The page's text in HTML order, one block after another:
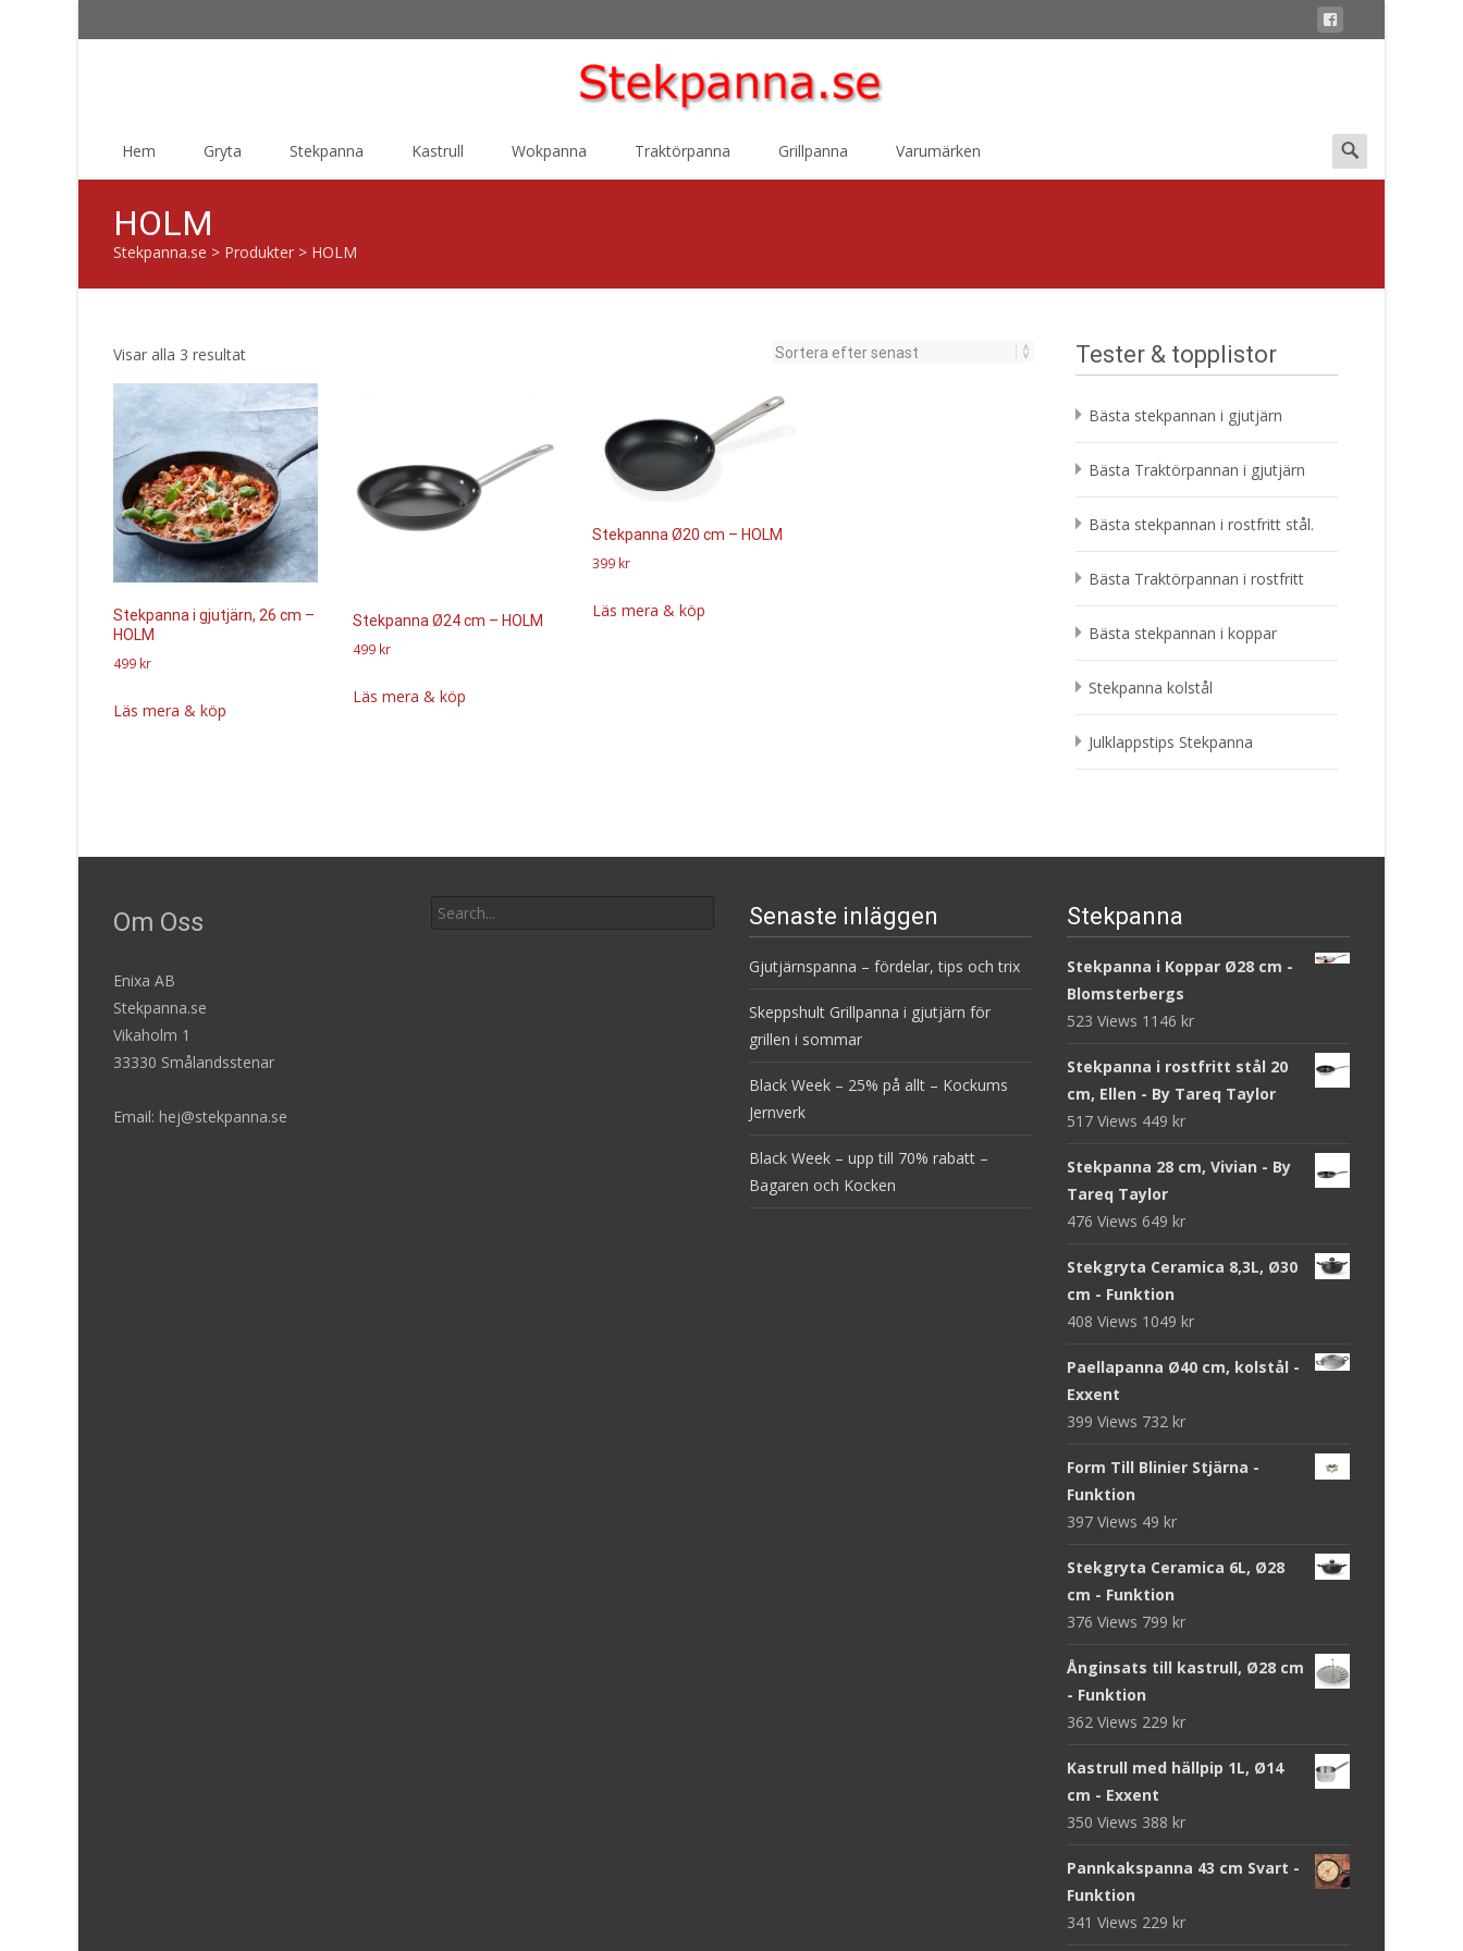
Hem Gryta Stekpanna Kastrull Wokpanna Traktörpanna Grillpanna Varumärken
Search
for:
HOLM
Stekpanna.se > Produkter > HOLM
Visar alla 3 resultatSortera
efter
senaste
Stekpanna i gjutjärn, 26 cm –
HOLM
499 kr
Läs mera & köp
Stekpanna Ø24 cm – HOLM
499 kr
Läs mera & köp
Stekpanna Ø20 cm – HOLM
399 kr
Läs mera & köp
Tester & topplistor
Bästa stekpannan i gjutjärn
Bästa Traktörpannan i gjutjärn
Bästa stekpannan i rostfritt stål.
Bästa Traktörpannan i rostfritt
Bästa stekpannan i koppar
Stekpanna kolstål
Julklappstips Stekpanna
Om Oss
Enixa AB
Stekpanna.se
Vikaholm 1
33330 Smålandsstenar
Email: hej@stekpanna.se
for:
Senaste inläggen
Gjutjärnspanna – fördelar, tips och trix
Skeppshult Grillpanna i gjutjärn för
grillen i sommar
Black Week – 25% på allt – Kockums
Jernverk
Black Week – upp till 70% rabatt –
Bagaren och Kocken
Stekpanna
Stekpanna i Koppar Ø28 cm -
Blomsterbergs
523 Views 1146 kr
Stekpanna i rostfritt stål 20
cm, Ellen - By Tareq Taylor
517 Views 449 kr
Stekpanna 28 cm, Vivian - By
Tareq Taylor
476 Views 649 kr
Stekgryta Ceramica 8,3L, Ø30
cm - Funktion
408 Views 1049 kr
Paellapanna Ø40 cm, kolstål -
Exxent
399 Views 732 kr
Form Till Blinier Stjärna -
Funktion
397 Views 49 kr
Stekgryta Ceramica 6L, Ø28
cm - Funktion
376 Views 799 kr
Ånginsats till kastrull, Ø28 cm
- Funktion
362 Views 229 kr
Kastrull med hällpip 1L, Ø14
cm - Exxent
350 Views 388 kr
Pannkakspanna 43 cm Svart -
Funktion
341 Views 229 kr